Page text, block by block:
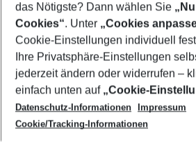
Footer
Footer navigation
Über uns
AGB
Cookie-Einstellungen ändern
Cookie-Richtlinie
Datenschutz
Service & Hilfe
Barrierefreies Reisen
Check-in
Folgen Sie uns
das Nötigste? Dann wählen Sie
Cookies“. Unter „Cookies
Cookie-Einstellungen individuell
Ihre Privatsphäre-Einstellungen
jederzeit ändern oder widerrufen –
einfach unten auf „Cookie-
Datenschutz-Informationen
Impressum
Cookie/Tracking-Informationen